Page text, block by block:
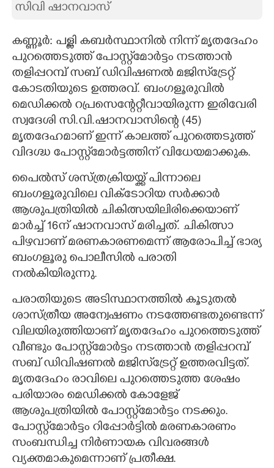
LITERATURE
ZOOM
സിവി ഷാനവാസ്
കണ്ണൂർ: പള്ളി കബർസ്ഥാനിൽ നിന്ന് മൃതദേഹം
പുറത്തെടുത്ത് പോസ്റ്റ്‌മോർട്ടം നടത്താൻ
തളിപ്പറമ്പ് സബ് ഡിവിഷണൽ മജിസ്‌ട്രേറ്റ്
കോടതിയുടെ ഉത്തരവ്. ബംഗളൂരുവിൽ
മെഡിക്കൽ റപ്രസെന്റേറ്റീവായിരുന്ന ഇരിവേരി
സ്വദേശി സി.വി.ഷാനവാസിന്റെ (45)
മൃതദേഹമാണ് ഇന്ന് കാലത്ത് പുറത്തെടുത്ത്
വിദഗ്ദ്ധ പോസ്റ്റ്‌മോർട്ടത്തിന് വിധേയമാക്കുക.
പൈൽസ് ശസ്ത്രക്രിയയ്ക്ക് പിന്നാലെ
ബംഗളൂരുവിലെ വിക്ടോറിയ സർക്കാർ
ആശുപത്രിയിൽ ചികിത്സയിലിരിക്കെയാണ്
മാർച്ച് 16ന് ഷാനവാസ് മരിച്ചത്. ചികിത്സാ
പിഴവാണ് മരണകാരണമെന്ന് ആരോപിച്ച് ഭാര്യ
ബംഗളൂരു പൊലീസിൽ പരാതി
നൽകിയിരുന്നു.
പരാതിയുടെ അടിസ്ഥാനത്തിൽ കൂടുതൽ
ശാസ്ത്രീയ അന്വേഷണം നടത്തേണ്ടതുണ്ടെന്ന്
വിലയിരുത്തിയാണ് മൃതദേഹം പുറത്തെടുത്ത്
വീണ്ടും പോസ്റ്റ്‌മോർട്ടം നടത്താൻ തളിപ്പറമ്പ്
സബ് ഡിവിഷണൽ മജിസ്‌ട്രേറ്റ് ഉത്തരവിട്ടത്.
മൃതദേഹം രാവിലെ പുറത്തെടുത്ത ശേഷം
പരിയാരം മെഡിക്കൽ കോളേജ്
ആശുപത്രിയിൽ പോസ്റ്റ്‌മോർട്ടം നടക്കും.
പോസ്റ്റ്‌മോർട്ടം റിപ്പോർട്ടിൽ മരണകാരണം
സംബന്ധിച്ച നിർണായക വിവരങ്ങൾ
വ്യക്തമാകുമെന്നാണ് പ്രതീക്ഷ.